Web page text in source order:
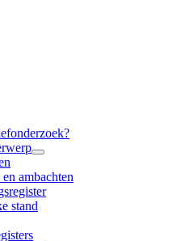
ambachten
stand